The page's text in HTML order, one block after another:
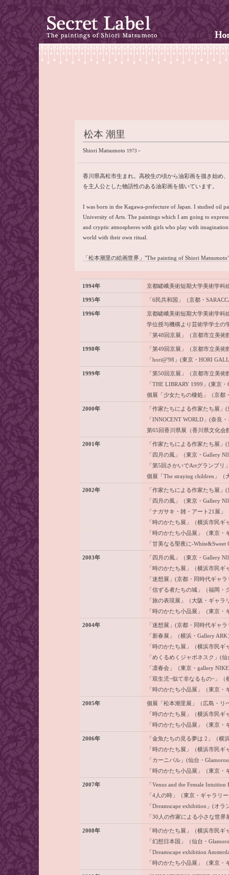
松本 潮里
Shiori Matsumoto 1973 ~
香川県高松市生まれ。高校生の頃から油彩画を描き始め
を主人公とした物語性のある油彩画を描いています。
I was born in the Kagawa-prefecture of Japan. I studied oil
University of Arts. The paintings which I am going to
and cryptic atmospheres with girls who play with
world with their own ritual.
「松本潮里の絵画世界」"The painting of Shiori Matsumoto"
1994年 京都嵯峨美術短期大学美術学
1995年 「6民共和国」（京都・
1996年
京都嵯峨美術短期大学美術学
学位授与機構より芸術学学士の
「第48回京展」（京都市立美術
1998年
「第49回京展」（京都市立美術
「hori@'98」(東京・HORI
1999年
「第50回京展」（京都市立美術
「THE LIBRARY 1999」(東京
個展「少女たちの棲処」（京都
2000年
「作家たちによる作家たち展
「INNOCENT WORLD」(奈良
第65回香川県展（香川県文化会
2001年
「作家たちによる作家たち展
「四月の風」（東京・Gallery
「第5回さかいでArtグランプリ
個展「The straying children」（
2002年
「作家たちによる作家たち展
「四月の風」（東京・Gallery
「ナガサキ・雑・アート21展
「時のかたち展」（横浜市民ギ
「時のかたち小品展」（東京
「甘美なる聖夜に-White&Sweet
2003年
「四月の風」（東京・Gallery
「時のかたち展」（横浜市民ギ
「迷想展」(京都・同時代ギャ
「信ずる者たちの城」（福岡・
「旅の表現展」（大阪・ギャラ
「時のかたち小品展」（東京
2004年
「迷想展」(京都・同時代ギャ
「新春展」（横浜・Gallery ARK
「時のかたち展」（横浜市民ギ
「めくるめくジャポネスク」(
「凛春会」（東京・gallery
「双生児~似て非なるもの~」
「時のかたち小品展」（東京
2005年
個展「松本潮里展」（広島・リ
「時のかたち展」（横浜市民ギ
「時のかたち小品展」（東京
2006年
「金魚たちの見る夢は 2」（横
「時のかたち展」（横浜市民ギ
「カーニバル」(仙台・
「時のかたち小品展」（東京
2007年
「Venus and the Female
「4人の時」（東京・ギャラリ
「Dreamscape exhibition」(オ
「30人の作家による小さな世
2008年
「時のかたち展」（横浜市民ギ
「幻想日本国」（仙台・
「Dreamscape exhibition
「時のかたち小品展」（東京